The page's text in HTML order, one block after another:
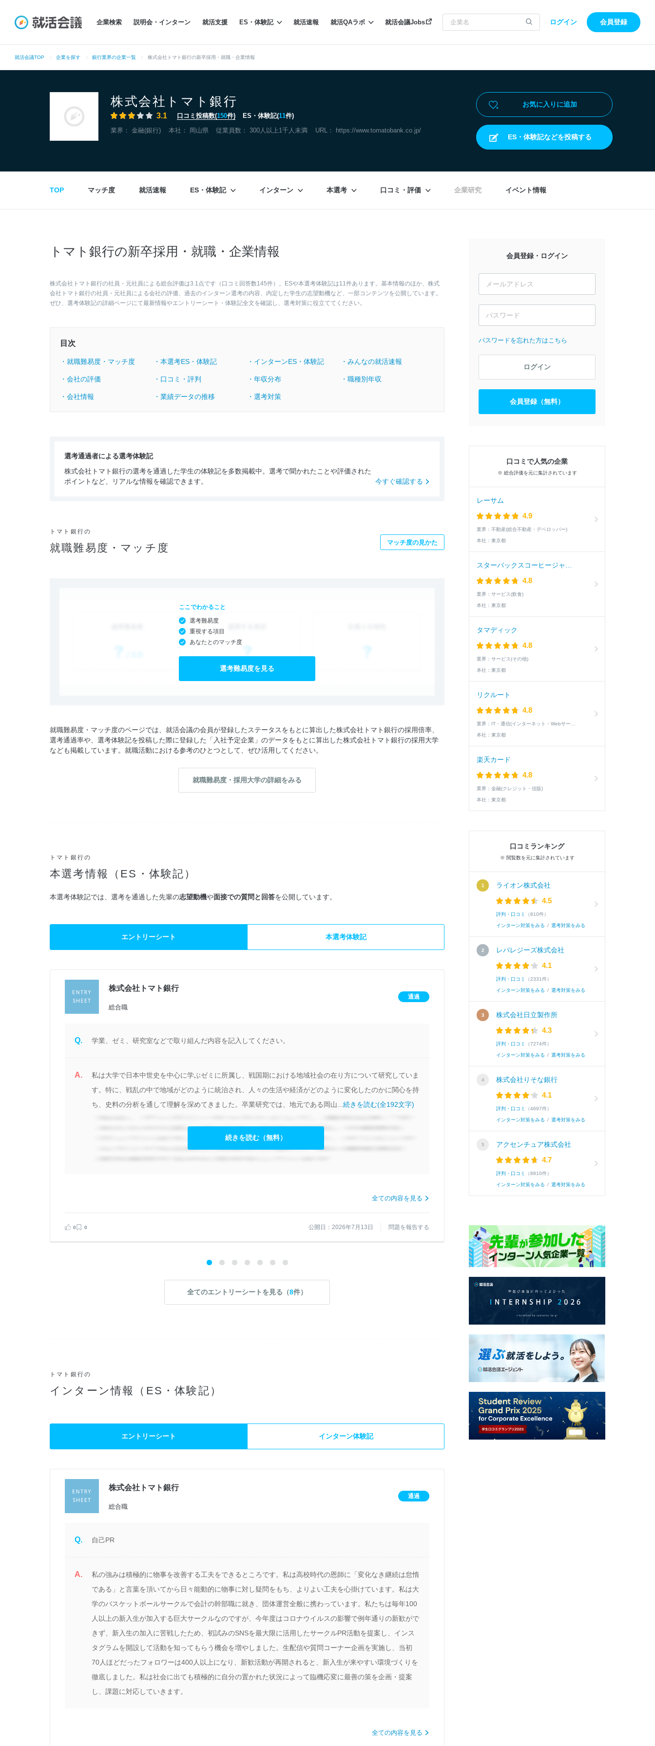
企業検索 説明会・インターン 就活支援 ES・体験記 就活速報 就活QAラボ 就活会議Jobs ログイン 会員登録
就活会議TOP 企業を探す 銀行業界の企業一覧 株式会社トマト銀行の新卒採用・就職・企業情報
株式会社トマト銀行
3.1 口コミ投稿数(150件) ES・体験記(11件)
業界： 金融(銀行) 本社： 岡山県 従業員数： 300人以上1千人未満 URL： https://www.tomatobank.co.jp/
お気に入りに追加
ES・体験記などを投稿する
TOP マッチ度 就活速報 ES・体験記 インターン 本選考 口コミ・評価 企業研究 イベント情報
トマト銀行の新卒採用・就職・企業情報
株式会社トマト銀行の社員・元社員による総合評価は3.1点です（口コミ回答数145件）。ESや本選考体験記は11件あります。基本情報のほか、株式
会社トマト銀行の社員・元社員による会社の評価、過去のインターン選考の内容、内定した学生の志望動機など、一部コンテンツを公開しています。
ぜひ、選考体験記の詳細ページにて最新情報やエントリーシート・体験記全文を確認し、選考対策に役立ててください。
目次
・就職難易度・マッチ度 ・本選考ES・体験記 ・インターンES・体験記 ・みんなの就活速報
・会社の評価 ・口コミ・評判 ・年収分布 ・職種別年収
・会社情報 ・業績データの推移 ・選考対策
選考通過者による選考体験記
株式会社トマト銀行の選考を通過した学生の体験記を多数掲載中。選考で聞かれたことや評価された
ポイントなど、リアルな情報を確認できます。
今すぐ確認する
トマト銀行の
就職難易度・マッチ度 マッチ度の見かた
ここでわかること
選考難易度
重視する項目
あなたとのマッチ度
選考難易度を見る
就職難易度・マッチ度のページでは、就活会議の会員が登録したステータスをもとに算出した株式会社トマト銀行の採用倍率、
選考通過率や、選考体験記を投稿した際に登録した「入社予定企業」のデータをもとに算出した株式会社トマト銀行の採用大学
なども掲載しています。就職活動における参考のひとつとして、ぜひ活用してください。
就職難易度・採用大学の詳細をみる
トマト銀行の
本選考情報（ES・体験記）
本選考体験記では、選考を通過した先輩の志望動機や面接での質問と回答を公開しています。
エントリーシート 本選考体験記
株式会社トマト銀行
総合職
通過
Q. 学業、ゼミ、研究室などで取り組んだ内容を記入してください。
A.
私は大学で日本中世史を中心に学ぶゼミに所属し、戦国期における地域社会の在り方について研究していま
す。特に、戦乱の中で地域がどのように統治され、人々の生活や経済がどのように変化したのかに関心を持
ち、史料の分析を通して理解を深めてきました。卒業研究では、地元である岡山... 続きを読む(全192文字)
続きを読む（無料）
全ての内容を見る
0 0 公開日：2026年7月13日 問題を報告する
株式会社トマト銀行
Q. 学業、ゼミ、研究室などで取り組んだ内容を記
「スポーツと経済の関係性」をテーマにしたゼ
全てのエントリーシートを見る（8件）
トマト銀行の
インターン情報（ES・体験記）
エントリーシート インターン体験記
株式会社トマト銀行
総合職
通過
Q. 自己PR
A.
私の強みは積極的に物事を改善する工夫をできるところです。私は高校時代の恩師に「変化なき継続は怠惰
である」と言葉を頂いてから日々能動的に物事に対し疑問をもち、よりよい工夫を心掛けています。私は大
学のバスケットボールサークルで会計の幹部職に就き、団体運営全般に携わっています。私たちは毎年100
人以上の新入生が加入する巨大サークルなのですが、今年度はコロナウイルスの影響で例年通りの新歓がで
きず、新入生の加入に苦戦したため、初試みのSNSを最大限に活用したサークルPR活動を提案し、インス
タグラムを開設して活動を知ってもらう機会を増やしました。生配信や質問コーナー企画を実施し、当初
70人ほどだったフォロワーは400人以上になり、新歓活動が再開されると、新入生が来やすい環境づくりを
徹底しました。私は社会に出ても積極的に自分の置かれた状況によって臨機応変に最善の策を企画・提案
し、課題に対応していきます。
全ての内容を見る
会員登録・ログイン
パスワードを忘れた方はこちら
ログイン
会員登録（無料）
口コミで人気の企業
※ 総合評価を元に集計されています
レーサム
4.9
業界： 不動産(総合不動産・デベロッパー)
本社： 東京都
4.8
業界： サービス(飲食)
本社： 東京都
タマディック
4.8
業界： サービス(その他)
本社： 東京都
リクルート
4.8
業界：
本社： 東京都
楽天カード
4.8
業界： 金融(クレジット・信販)
本社： 東京都
口コミランキング
※ 閲覧数を元に集計されています
ライオン株式会社
4.5
評判・口コミ （810件）
インターン対策をみる / 選考対策をみる
レバレジーズ株式会社
4.1
評判・口コミ （2331件）
インターン対策をみる / 選考対策をみる
株式会社日立製作所
4.3
評判・口コミ （7274件）
インターン対策をみる / 選考対策をみる
株式会社りそな銀行
4.1
評判・口コミ （4697件）
インターン対策をみる / 選考対策をみる
アクセンチュア株式会社
4.7
評判・口コミ （8810件）
インターン対策をみる / 選考対策をみる